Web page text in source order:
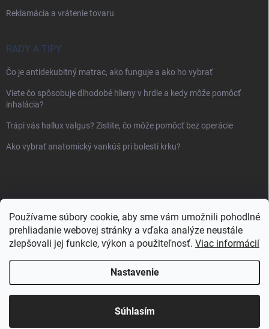
Používame súbory cookie, aby sme vám umožnili pohodlné
prehliadanie webovej stránky a vďaka analýze neustále
zlepšovali jej funkcie, výkon a použiteľnosť. Viac informácií
Nastavenie
Súhlasím
Reklamácia a vrátenie tovaru
RADY A TIPY
Čo je antidekubitný matrac, ako funguje a ako ho vybrať
Viete čo spôsobuje dlhodobé hlieny v hrdle a kedy môže pomôcť
inhalácia?
Trápi vás hallux valgus? Zistite, čo môže pomôcť bez operácie
Ako vybrať anatomický vankúš pri bolesti krku?
Sanlux.sk . Všetky práva vyhradené.